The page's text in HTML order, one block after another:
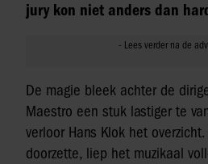
jury kon niet anders dan
De magie bleek achter de
Maestro een stuk lastiger te
verloor Hans Klok het
doorzette, liep het muzikaal